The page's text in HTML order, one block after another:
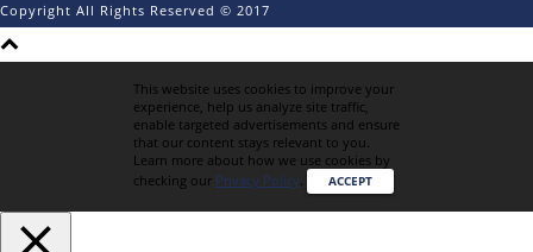
Copyright All Rights Reserved © 2017
This website uses cookies to improve your
experience, help us analyze site traffic,
enable targeted advertisements and ensure
that our content stays relevant to you.
Learn more about how we use cookies by
checking our Privacy Policy. ACCEPT